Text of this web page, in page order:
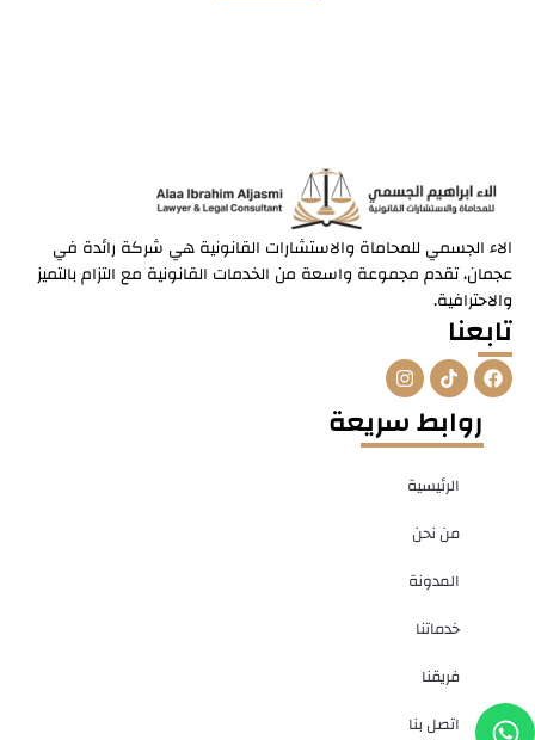
W
P
الاء الجسمي للمحاماة والاستشارات القانونية هي شركة رائدة في
عجمان، تقدم مجموعة واسعة من الخدمات القانونية مع التزام بالتميز
والاحترافية.
تابعنا
F
a
c
b
T
i
k
t
o
I
n
s
t
a
روابط سريعة
الرئيسية
من نحن
المدونة
خدماتنا
فريقنا
اتصل بنا